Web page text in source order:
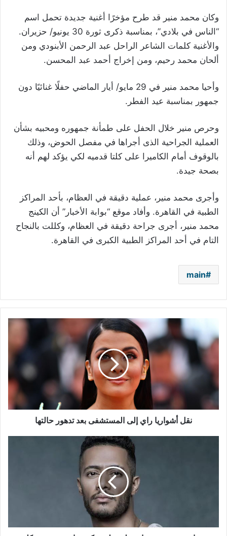
وكان محمد منير قد طرح مؤخرًا أغنية جديدة تحمل اسم
“الناس في بلادي”، بمناسبة ذكرى ثورة 30 يونيو/ حزيران.
والأغنية كلمات الشاعر الراحل عبد الرحمن الأبنودي ومن
ألحان محمد رحيم، ومن إخراج أحمد عبد المحسن.
وأحيا محمد منير في 29 مايو/ أيار الماضي حفلًا غنائيًا دون
جمهور بمناسبة عيد الفطر.
وحرص منير خلال الحفل على طمأنة جمهوره ومحبيه بشأن
العملية الجراحية الذى أجراها في مفصل الحوض، وذلك
بالوقوف أمام الكاميرا على كلتا قدميه لكي يؤكد لهم أنه
بصحة جيدة.
وأجرى محمد منير، عملية دقيقة في العظام، بأحد المراكز
الطبية في القاهرة. وأفاد موقع “بوابة الأخبار” أن الكينج
محمد منير، أجرى جراحة دقيقة في العظام، وكللت بالنجاح
التام في أحد المراكز الطبية الكبرى في القاهرة.
main
أشواريا
راي
المستشفى
تدهور
حالتها
نقل أشواريا راي إلى المستشفى بعد تدهور حالتها
موكله